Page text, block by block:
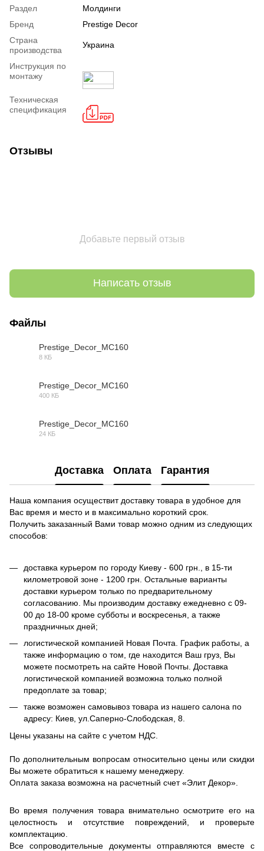
Раздел
Молдинги
Бренд
Prestige Decor
Страна
производства
Украина
Инструкция по
монтажу
Техническая
спецификация
Отзывы
Добавьте первый отзыв
Написать отзыв
Файлы
Prestige_Decor_МС160
8 КБ
Prestige_Decor_МС160
400 КБ
Prestige_Decor_МС160
24 КБ
Доставка Оплата Гарантия
Наша компания осуществит доставку товара в удобное для
Вас время и место и в максимально короткий срок.
Получить заказанный Вами товар можно одним из следующих
способов:
доставка курьером по городу Киеву - 600 грн., в 15-ти
километровой зоне - 1200 грн. Остальные варианты
доставки курьером только по предварительному
согласованию. Мы производим доставку ежедневно с 09-
00 до 18-00 кроме субботы и воскресенья, а также
праздничных дней;
логистической компанией Новая Почта. График работы, а
также информацию о том, где находится Ваш груз, Вы
можете посмотреть на сайте Новой Почты. Доставка
логистической компанией возможна только полной
предоплате за товар;
также возможен самовывоз товара из нашего салона по
адресу: Киев, ул.Саперно-Слободская, 8.
Цены указаны на сайте с учетом НДС.
По дополнительным вопросам относительно цены или скидки
Вы можете обратиться к нашему менеджеру.
Оплата заказа возможна на расчетный счет «Элит Декор».
Во время получения товара внимательно осмотрите его на
целостность и отсутствие повреждений, и проверьте
комплектацию.
Все сопроводительные документы отправляются вместе с